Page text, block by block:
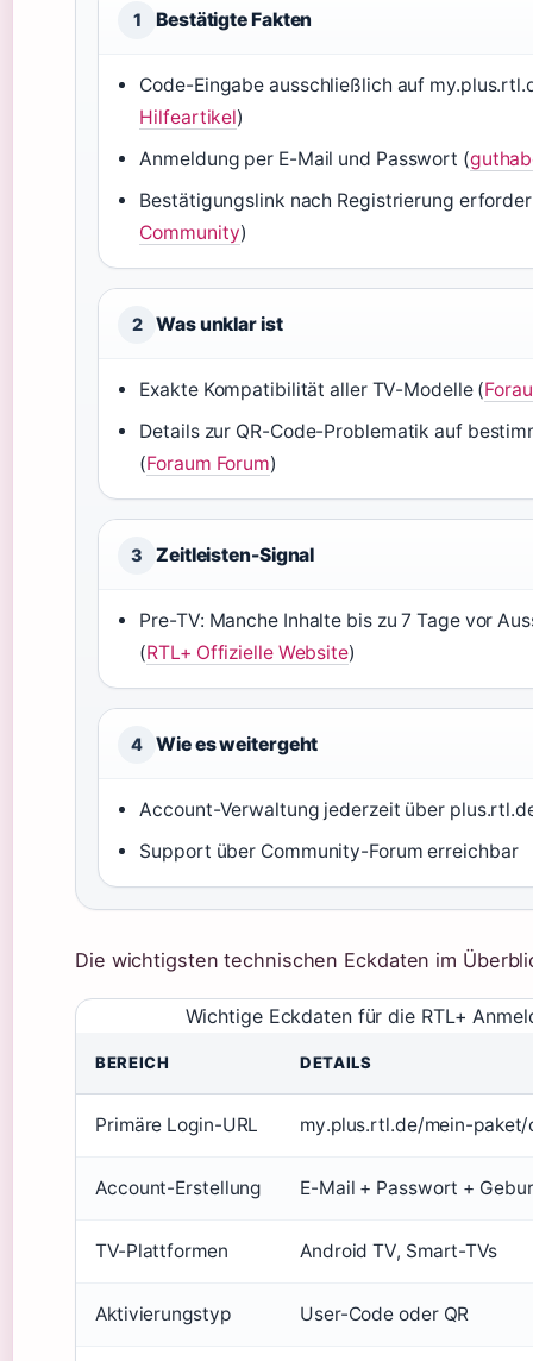
1 Bestätigte Fakten
Code-Eingabe ausschließlich auf
Hilfeartikel)
Anmeldung per E-Mail und Passwort (
Bestätigungslink nach Registrierung
Community)
2 Was unklar ist
Exakte Kompatibilität aller TV-Modelle (
Details zur QR-Code-Problematik auf
(Foraum Forum)
3 Zeitleisten-Signal
Pre-TV: Manche Inhalte bis zu 7 Tage vor
(RTL+ Offizielle Website)
4 Wie es weitergeht
Account-Verwaltung jederzeit über
Support über Community-Forum erreichbar
Die wichtigsten technischen Eckdaten im
Wichtige Eckdaten für die RTL+
BEREICH DETAILS
Primäre Login-URL my.plus.rtl.de/mein-
Account-Erstellung E-Mail + Passwort +
TV-Plattformen Android TV, Smart-TVs
Aktivierungstyp User-Code oder QR